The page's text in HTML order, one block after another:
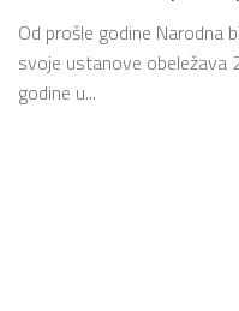
Od prošle godine Narodna
svoje ustanove obeležava
godine u...